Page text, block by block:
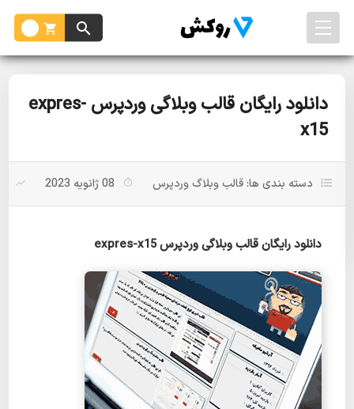
دانلود رایگان قالب وبلاگی وردپرس expres-
x15
دسته بندی ها:قالب وبلاگ وردپرس 08 ژانویه 2023
دانلود رایگان قالب وبلاگی وردپرس expres-x15